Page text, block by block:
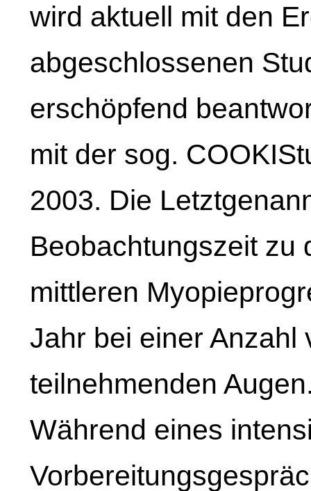
wird aktuell mit den
abgeschlossenen
erschöpfend
mit der sog.
2003. Die
Beobachtungszeit zu
mittleren
Jahr bei einer Anzahl
teilnehmenden
Während eines